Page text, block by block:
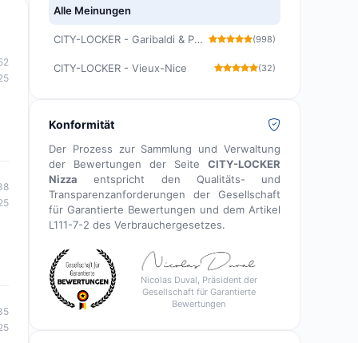
Alle Meinungen
CITY-LOCKER - Garibaldi & Port Lympia (998)
CITY-LOCKER - Vieux-Nice (32)
Konformität
Der Prozess zur Sammlung und Verwaltung
der Bewertungen der Seite CITY-LOCKER
Nizza entspricht den Qualitäts- und
Transparenzanforderungen der Gesellschaft
für Garantierte Bewertungen und dem Artikel
L111-7-2 des Verbrauchergesetzes.
Nicolas Duval, Präsident der
Gesellschaft für Garantierte
Bewertungen